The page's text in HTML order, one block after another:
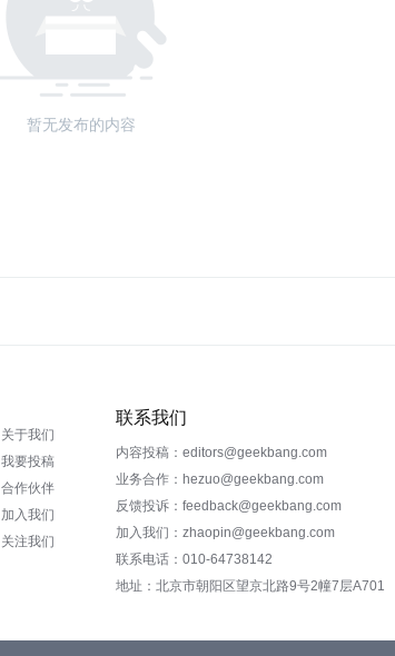
暂无发布的内容
关于我们
我要投稿
合作伙伴
加入我们
关注我们
联系我们
内容投稿：editors@geekbang.com
业务合作：hezuo@geekbang.com
反馈投诉：feedback@geekbang.com
加入我们：zhaopin@geekbang.com
联系电话：010-64738142
地址：北京市朝阳区望京北路9号2幢7层A701